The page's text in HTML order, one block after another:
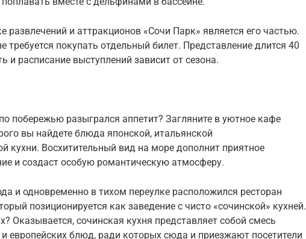
развлечений и аттракционов «Сочи Парк» является его частью.
требуется покупать отдельный билет. Представление длится 40
и расписание выступлений зависит от сезона.
побережью разыгрался аппетит? Загляните в уютное кафе
вы найдете блюда японской, итальянской
кухни. Восхитительный вид на море дополнит приятное
и создаст особую романтическую атмосферу.
и одновременно в тихом переулке расположился ресторан
позиционируется как заведение с чисто «сочинской» кухней.
Оказывается, сочинская кухня представляет собой смесь
и европейских блюд, ради которых сюда и приезжают посетители